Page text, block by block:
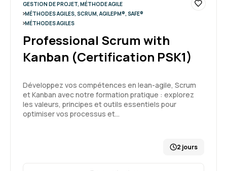
GESTION DE PROJET, MÉTHODE AGILE
MÉTHODES AGILES, SCRUM, AGILEPM®, SAFE®
MÉTHODES AGILES
Professional Scrum with
Kanban (Certification PSK1)
Développez vos compétences en lean-agile, Scrum
et Kanban avec notre formation pratique : explorez
les valeurs, principes et outils essentiels pour
optimiser vos processus et…
2 jours